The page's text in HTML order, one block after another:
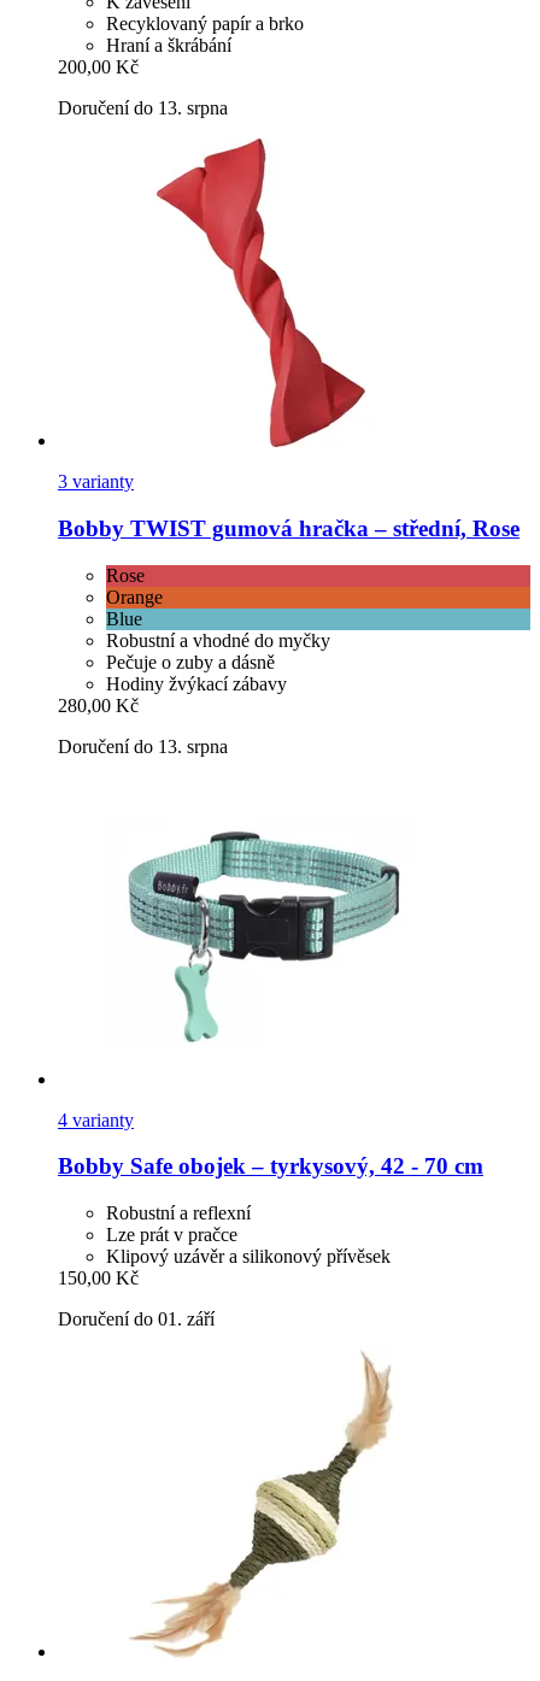
Recyklovaný papír a brko
Hraní a škrábání
200,00 Kč
Doručení do 13. srpna
3 varianty
Bobby TWIST gumová hračka – střední, Rose
Rose
Orange
Blue
Robustní a vhodné do myčky
Pečuje o zuby a dásně
Hodiny žvýkací zábavy
280,00 Kč
Doručení do 13. srpna
4 varianty
Bobby Safe obojek – tyrkysový, 42 -​ 70 cm
Robustní a reflexní
Lze prát v pračce
Klipový uzávěr a silikonový přívěsek
150,00 Kč
Doručení do 01. září